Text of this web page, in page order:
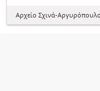
Αρχείο Σχινά-